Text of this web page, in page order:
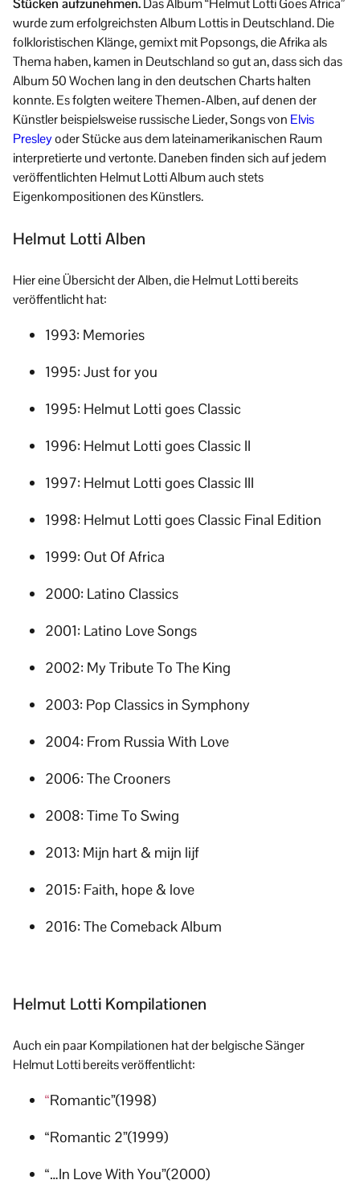
Stücken aufzunehmen. Das Album “Helmut Lotti Goes Africa”
wurde zum erfolgreichsten Album Lottis in Deutschland. Die
folkloristischen Klänge, gemixt mit Popsongs, die Afrika als
Thema haben, kamen in Deutschland so gut an, dass sich das
Album 50 Wochen lang in den deutschen Charts halten
konnte. Es folgten weitere Themen-Alben, auf denen der
Künstler beispielsweise russische Lieder, Songs von Elvis
Presleyoder Stücke aus dem lateinamerikanischen Raum
interpretierte und vertonte. Daneben finden sich auf jedem
veröffentlichten Helmut Lotti Album auch stets
Eigenkompositionen des Künstlers.
Helmut Lotti Alben
Hier eine Übersicht der Alben, die Helmut Lotti bereits
veröffentlicht hat:
1993: Memories
1995: Just for you
1995: Helmut Lotti goes Classic
1996: Helmut Lotti goes Classic II
1997: Helmut Lotti goes Classic III
1998: Helmut Lotti goes Classic Final Edition
1999: Out Of Africa
2000: Latino Classics
2001: Latino Love Songs
2002: My Tribute To The King
2003: Pop Classics in Symphony
2004: From Russia With Love
2006: The Crooners
2008: Time To Swing
2013: Mijn hart & mijn lijf
2015: Faith, hope & love
2016: The Comeback Album
Helmut Lotti Kompilationen
Auch ein paar Kompilationen hat der belgische Sänger
Helmut Lotti bereits veröffentlicht:
“Romantic”(1998)
“Romantic 2”(1999)
“…In Love With You”(2000)